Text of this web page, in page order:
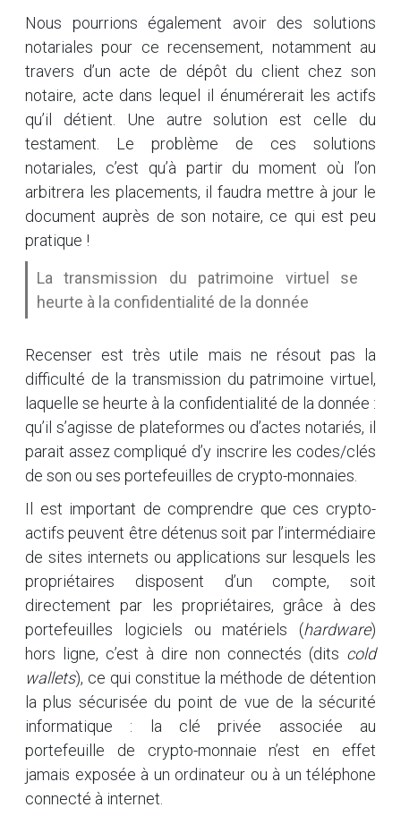
Nous pourrions également avoir des solutions
notariales pour ce recensement, notamment au
travers d’un acte de dépôt du client chez son
notaire, acte dans lequel il énumérerait les actifs
qu’il détient. Une autre solution est celle du
testament. Le problème de ces solutions
notariales, c’est qu’à partir du moment où l’on
arbitrera les placements, il faudra mettre à jour le
document auprès de son notaire, ce qui est peu
pratique !
La transmission du patrimoine virtuel se
heurte à la confidentialité de la donnée
Recenser est très utile mais ne résout pas la
difficulté de la transmission du patrimoine virtuel,
laquelle se heurte à la confidentialité de la donnée :
qu’il s’agisse de plateformes ou d’actes notariés, il
parait assez compliqué d’y inscrire les codes/clés
de son ou ses portefeuilles de crypto-monnaies.
Il est important de comprendre que ces crypto-
actifs peuvent être détenus soit par l’intermédiaire
de sites internets ou applications sur lesquels les
propriétaires disposent d’un compte, soit
directement par les propriétaires, grâce à des
portefeuilles logiciels ou matériels (hardware)
hors ligne, c’est à dire non connectés (dits cold
wallets), ce qui constitue la méthode de détention
la plus sécurisée du point de vue de la sécurité
informatique : la clé privée associée au
portefeuille de crypto-monnaie n’est en effet
jamais exposée à un ordinateur ou à un téléphone
connecté à internet.